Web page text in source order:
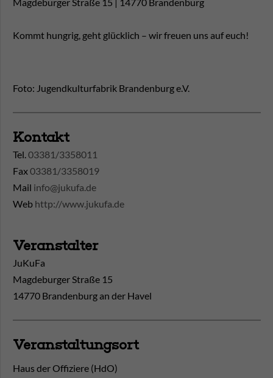
Magdeburger Straße 15 | 14770 Brandenburg
Kommt hungrig, geht glücklich – wir freuen uns auf euch!
Foto: Jugendkulturfabrik Brandenburg e.V.
Kontakt
Tel.03381/3358011
Fax03381/3358019
Mail info@jukufa.de
Web http://www.jukufa.de
Veranstalter
JuKuFa
Magdeburger Straße 15
14770 Brandenburg an der Havel
Veranstaltungsort
Haus der Offiziere (HdO)